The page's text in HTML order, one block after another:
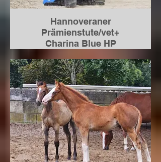
Hannoveraner
Prämienstute/vet+
Charina Blue HP
von Charthago Blue a.d.
St.Pr.Stute Carafina von
Cardento-Graf Top-For Pleasure
verkauft nach Deutschland an
eine junge Reiterin
5 jährig erste Turniere nach einem
Fohlen im Alter von 4 Jahren.
Bis Springpferde A** an 3. Stelle
platziert.